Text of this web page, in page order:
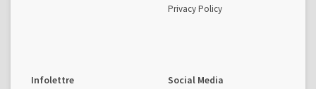
Privacy Policy
Infolettre Social Media